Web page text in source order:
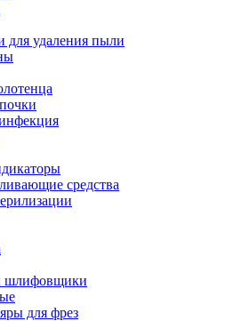
для удаления пыли
средства
шлифовщики
для фрез